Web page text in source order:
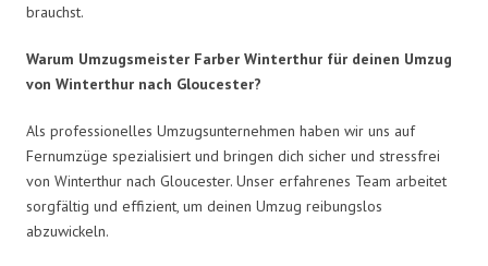
brauchst.
Warum Umzugsmeister Farber Winterthur für deinen Umzug
von Winterthur nach Gloucester?
Als professionelles Umzugsunternehmen haben wir uns auf
Fernumzüge spezialisiert und bringen dich sicher und stressfrei
von Winterthur nach Gloucester. Unser erfahrenes Team arbeitet
sorgfältig und effizient, um deinen Umzug reibungslos
abzuwickeln.